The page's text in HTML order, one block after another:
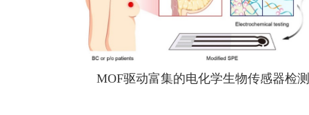
MOF驱动富集的电化学生物传感器检测